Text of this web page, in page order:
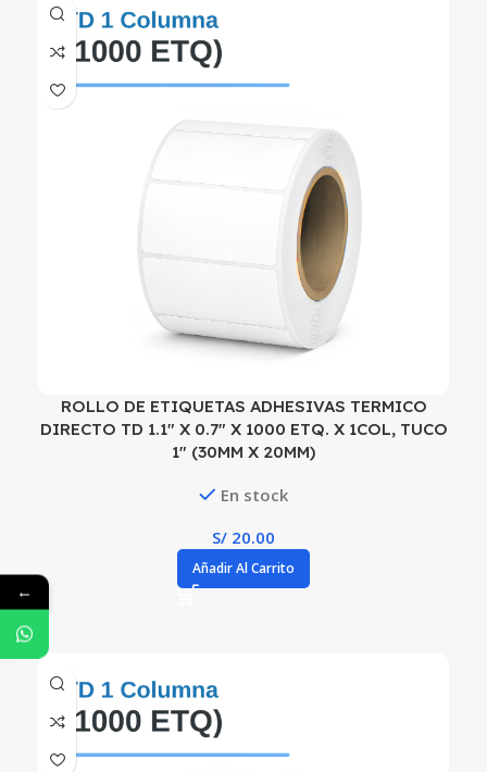
ROLLO DE ETIQUETAS ADHESIVAS TERMICO
DIRECTO TD 1.1″ X 0.7″ X 1000 ETQ. X 1COL, TUCO
1″ (30MM X 20MM)
En stock
S/ 20.00
Añadir Al Carrito
←